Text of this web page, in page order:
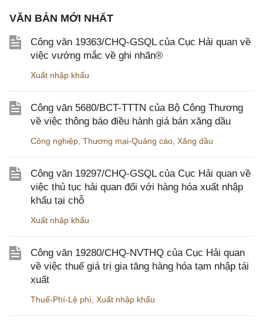
VĂN BẢN MỚI NHẤT
Công văn 19363/CHQ-GSQL của Cục Hải quan về
việc vướng mắc về ghi nhãn®
Xuất nhập khẩu
Công văn 5680/BCT-TTTN của Bộ Công Thương
về việc thông báo điều hành giá bán xăng dầu
Công nghiệp Thương mại-Quảng cáo Xăng dầu
Công văn 19297/CHQ-GSQL của Cục Hải quan về
việc thủ tục hải quan đối với hàng hóa xuất nhập
khẩu tại chỗ
Xuất nhập khẩu
Công văn 19280/CHQ-NVTHQ của Cục Hải quan
về việc thuế giá trị gia tăng hàng hóa tạm nhập tái
xuất
Thuế-Phí-Lệ phí Xuất nhập khẩu